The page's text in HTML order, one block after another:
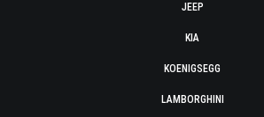
JEEP
KIA
KOENIGSEGG
LAMBORGHINI